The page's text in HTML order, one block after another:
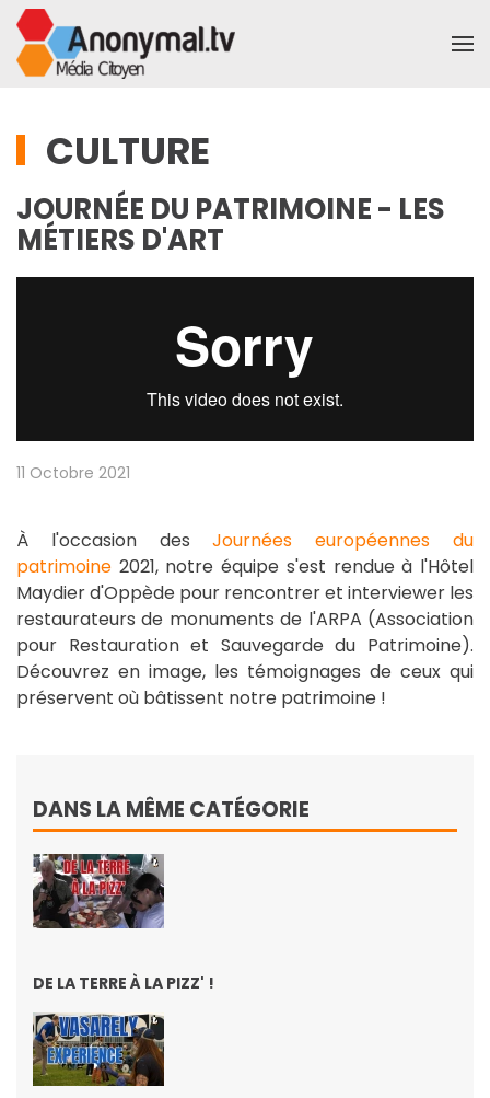
Accéder au contenu principal
CULTURE
JOURNÉE DU PATRIMOINE - LES
MÉTIERS D'ART
11 Octobre 2021
À l'occasion desJournées européennes du
patrimoine 2021, notre équipe s'est rendue à l'Hôtel
Maydier d'Oppède pour rencontrer et interviewer les
restaurateurs de monuments de l'ARPA (Association
pour Restauration et Sauvegarde du Patrimoine).
Découvrez en image, les témoignages de ceux qui
préservent où bâtissent notre patrimoine !
DANS LA MÊME CATÉGORIE
DE LA TERRE À LA PIZZ' !